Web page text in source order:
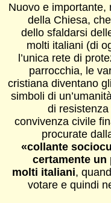
Nuovo e importante,
della Chiesa,
dello sfaldarsi
molti italiani (di
l’unica rete di
parrocchia, le
cristiana diventano
simboli di
di
convivenza civile
procurate
«collante
certamente un
molti italiani,
votare e quindi